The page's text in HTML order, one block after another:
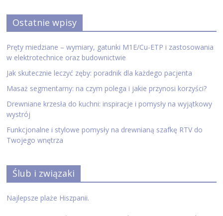
Ostatnie wpisy
Pręty miedziane – wymiary, gatunki M1E/Cu-ETP i zastosowania
w elektrotechnice oraz budownictwie
Jak skutecznie leczyć zęby: poradnik dla każdego pacjenta
Masaż segmentarny: na czym polega i jakie przynosi korzyści?
Drewniane krzesła do kuchni: inspiracje i pomysły na wyjątkowy
wystrój
Funkcjonalne i stylowe pomysły na drewnianą szafkę RTV do
Twojego wnętrza
Ślub i związaki
Najlepsze plaże Hiszpanii.